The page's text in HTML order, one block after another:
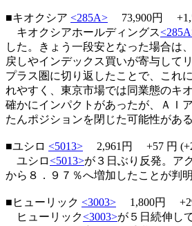
■キオクシア <285A> 73,900円
キオクシアホールディングス
した。きょう一段安となった場合は
戻しやインデックス買いが寄与して
プラス圏に切り返したことで、これ
れやすく、東京市場では同業態のキ
確かにインパクトがあったが、ＡＩ
たんポジションを閉じた可能性があ
■ユシロ <5013> 2,961円 +57 円
ユシロ<5013>が３日ぶり反発。ア
から８．９７％へ増加したことが判
■ヒューリック <3003> 1,800円
ヒューリック<3003>が５日続伸し